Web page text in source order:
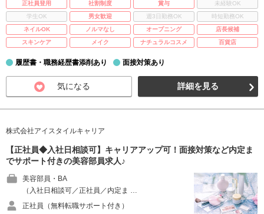
正社員登用 社割制度 賞与
未経験OK
学生OK
男女歓迎 週3日勤務OK
時短勤務OK
ネイルOK
ノルマなし オープニング
店長候補
スキンケア
メイク ナチュラルコスメ 百貨店
履歴書・職務経歴書添削あり 面接対策あり
気になる 詳細を見る
株式会社アイスタイルキャリア
【正社員◆入社日相談可】キャリアアップ可！面接対策など内定ま
でサポート付きの美容部員求人♪
美容部員・BA
（入社日相談可／正社員／内定ま …
正社員（無料転職サポート付き）